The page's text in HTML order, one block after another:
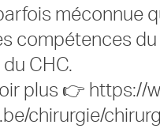
méconnue
compétences
CHC.
plus 👉 https://
chirurgie/